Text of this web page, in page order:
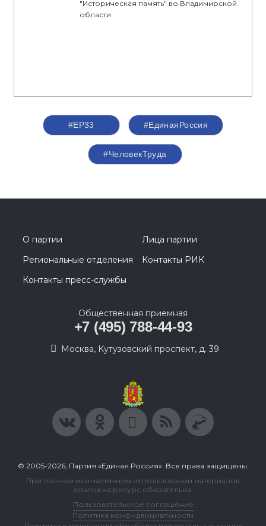
"Историческая память" во Владимирской
области
#ЕР33 #‎ЕдинаяРоссия
#ЧеловекТруда
О партии
Лица партии
Региональные отделения
Контакты РИК
Контакты пресс-службы
Общественная приемная
+7 (495) 788-44-93
Москва, Кутузовский проспект, д. 39
© 2005-2026, Партия «Единая Россия». Все права защищены.
При полном или частичном использовании материалов
ссылка на ресурс обязательна.
Пользовательское соглашение
Политика конфиденциальности